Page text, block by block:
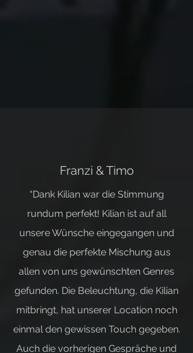
Franzi & Timo
“Dank Kilian war die Stimmung
rundum perfekt! Kilian ist auf all
unsere Wünsche eingegangen und
genau die perfekte Mischung aus
allen von uns gewünschten Genres
gefunden. Die Beleuchtung, die Kilian
mitbringt, hat unserer Location noch
einmal den gewissen Touch gegeben.
Auch die vorherigen Gespräche und